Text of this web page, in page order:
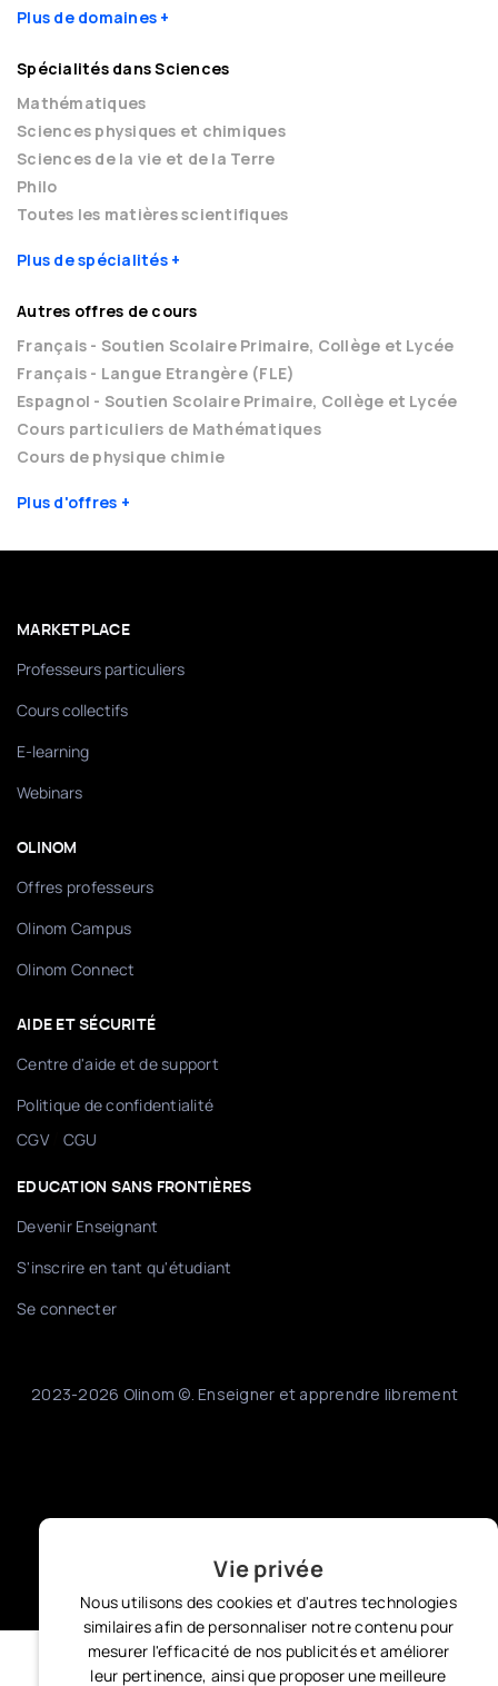
Plus de domaines
Spécialités dans Sciences
Mathématiques
Sciences physiques et chimiques
Sciences de la vie et de la Terre
Philo
Toutes les matières scientifiques
Plus de spécialités
Autres offres de cours
Français - Soutien Scolaire Primaire, Collège et Lycée
Français - Langue Etrangère (FLE)
Espagnol - Soutien Scolaire Primaire, Collège et Lycée
Cours particuliers de Mathématiques
Cours de physique chimie
Plus d'offres
MARKETPLACE
Professeurs particuliers
Cours collectifs
E-learning
Webinars
OLINOM
Offres professeurs
Olinom Campus
Olinom Connect
AIDE ET SÉCURITÉ
Centre d'aide et de support
Politique de confidentialité
CGV/ CGU
EDUCATION SANS FRONTIÈRES
Devenir Enseignant
S'inscrire en tant qu'étudiant
Se connecter
2023-2026 Olinom ©. Enseigner et apprendre librement
Vie privée
Nous utilisons des cookies et d'autres technologies
similaires afin de personnaliser notre contenu pour
mesurer l'efficacité de nos publicités et améliorer
leur pertinence, ainsi que proposer une meilleure